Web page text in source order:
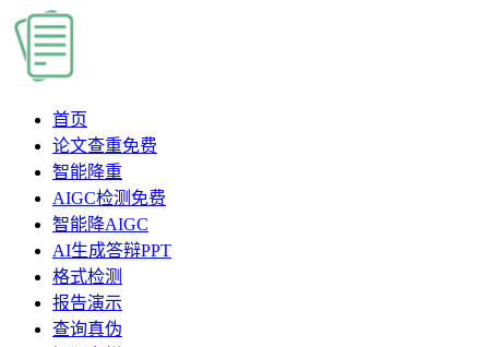
首页
论文查重免费
智能降重
AIGC检测 免费
智能降AIGC
AI生成答辩PPT
格式检测
报告演示
查询真伪